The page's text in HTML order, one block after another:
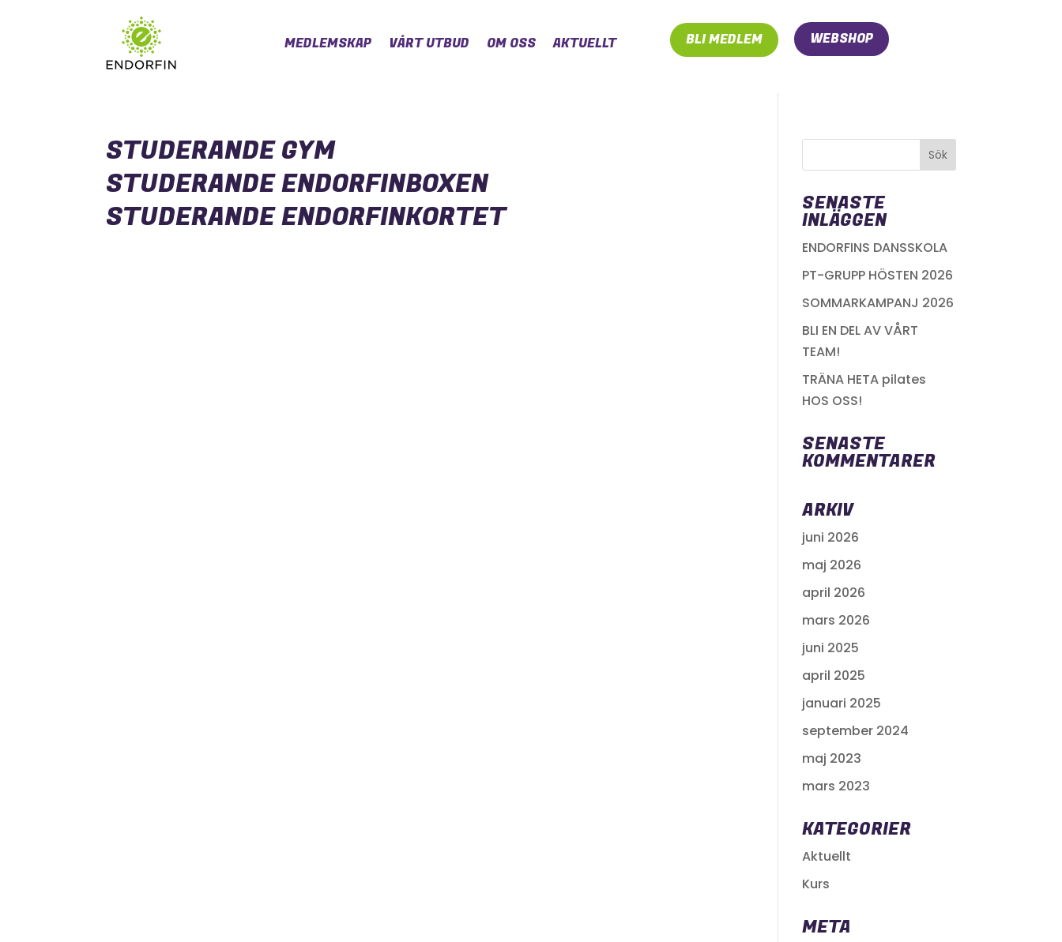
MEDLEMSKAP VÅRT UTBUD OM OSS AKTUELLT BLI MEDLEM WEBSHOP
STUDERANDE GYM
STUDERANDE ENDORFINBOXEN
STUDERANDE ENDORFINKORTET
SENASTE
INLÄGGEN
ENDORFINS DANSSKOLA
PT-GRUPP HÖSTEN 2026
SOMMARKAMPANJ 2026
BLI EN DEL AV VÅRT
TEAM!
TRÄNA HETA pilates
HOS OSS!
SENASTE
KOMMENTARER
ARKIV
juni 2026
maj 2026
april 2026
mars 2026
juni 2025
april 2025
januari 2025
september 2024
maj 2023
mars 2023
KATEGORIER
Aktuellt
Kurs
META